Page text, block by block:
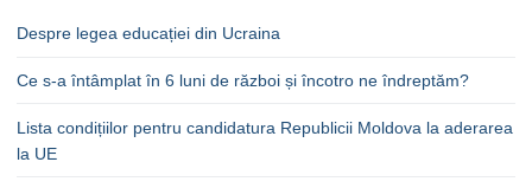
Despre legea educației din Ucraina
Ce s-a întâmplat în 6 luni de război și încotro ne îndreptăm?
Lista condițiilor pentru candidatura Republicii Moldova la aderarea
la UE